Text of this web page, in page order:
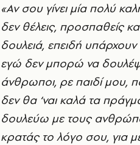
«Αν σου γίνει μία πολύ
δεν θέλεις, προσπαθείς
δουλειά, επειδή
εγώ δεν μπορώ να
άνθρωποι, ρε παιδί μου,
δεν θα ‘ναι καλά τα
δουλεύω με τους
κρατάς το λόγο σου, για